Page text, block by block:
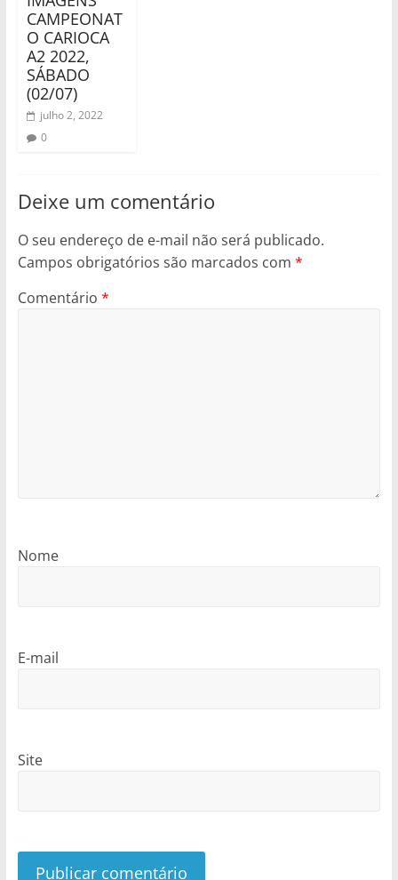
CAMPEONAT
O CARIOCA
A2 2022,
SÁBADO
(02/07)
julho 2, 2022
0
Deixe um comentário
O seu endereço de e-mail não será publicado.
Campos obrigatórios são marcados com *
Comentário *
Nome
E-mail
Site